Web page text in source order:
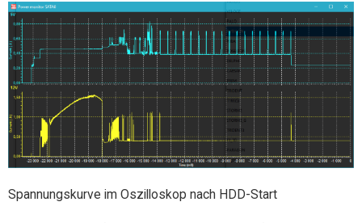
Spannungskurve im Oszilloskop nach HDD-Start